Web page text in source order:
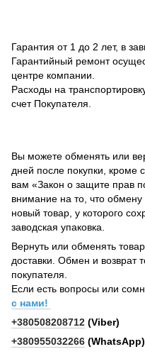
Гарантия от 1 до 2 лет, в
Гарантийный ремонт
центре компании.
Расходы на
счет Покупателя.
Вы можете обменять или
дней после покупки, кроме
вам «Закон о защите прав
внимание на то, что обмену
новый товар, у которого
заводская упаковка.
Вернуть или обменять
доставки. Обмен и возврат
покупателя.
Если есть вопросы или
с нами!
+380508208712 (Viber)
+380955032266 (WhatsApp)